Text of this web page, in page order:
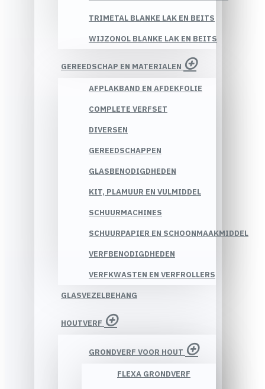
TRIMETAL BLANKE LAK EN BEITS
WIJZONOL BLANKE LAK EN BEITS
GEREEDSCHAP EN MATERIALEN
AFPLAKBAND EN AFDEKFOLIE
COMPLETE VERFSET
DIVERSEN
GEREEDSCHAPPEN
GLASBENODIGDHEDEN
KIT, PLAMUUR EN VULMIDDEL
SCHUURMACHINES
SCHUURPAPIER EN SCHOONMAAKMIDDEL
VERFBENODIGDHEDEN
VERFKWASTEN EN VERFROLLERS
GLASVEZELBEHANG
HOUTVERF
GRONDVERF VOOR HOUT
FLEXA GRONDVERF